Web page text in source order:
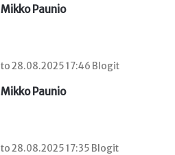
Mikko Paunio
to 28.08.2025 17:46 Blogit
Mikko Paunio
to 28.08.2025 17:35 Blogit